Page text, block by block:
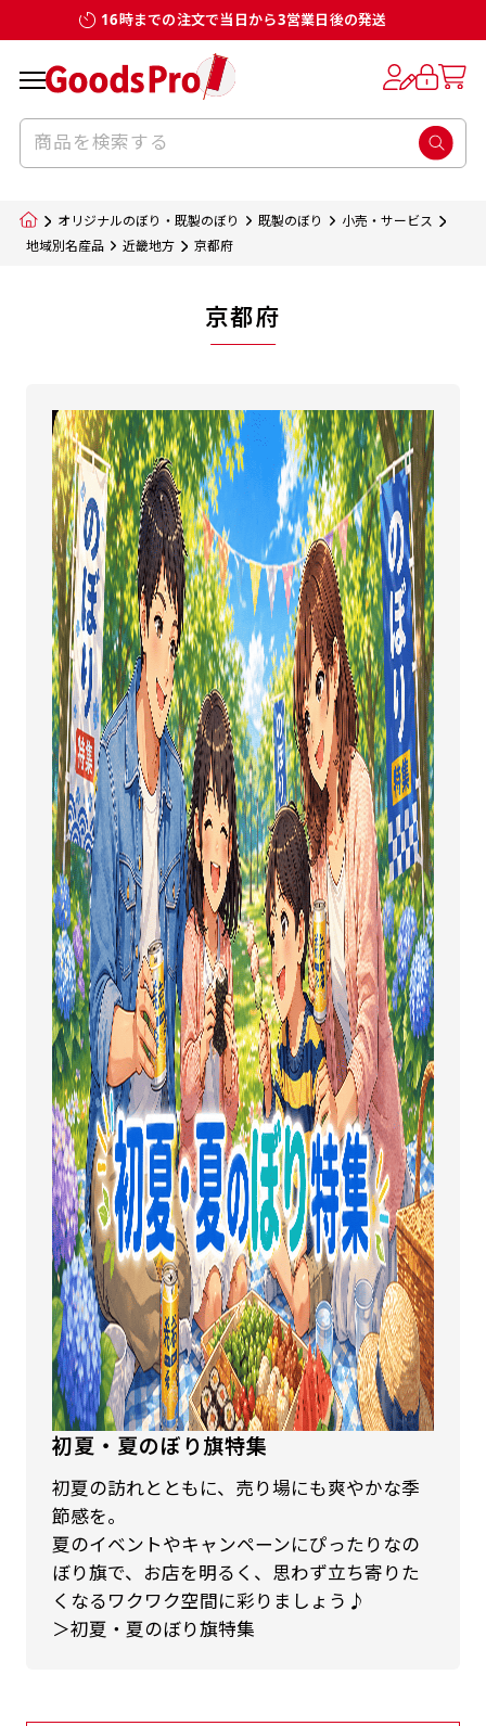
16時までの注文で当日から3営業日後の発送
オリジナルのぼり・既製のぼり 既製のぼり
小売・サービス
地域別名産品
近畿地方 京都府
京都府
初夏・夏のぼり旗特集
初夏の訪れとともに、売り場にも爽やかな季
節感を。
夏のイベントやキャンペーンにぴったりなの
ぼり旗で、お店を明るく、思わず立ち寄りた
くなるワクワク空間に彩りましょう♪
＞初夏・夏のぼり旗特集